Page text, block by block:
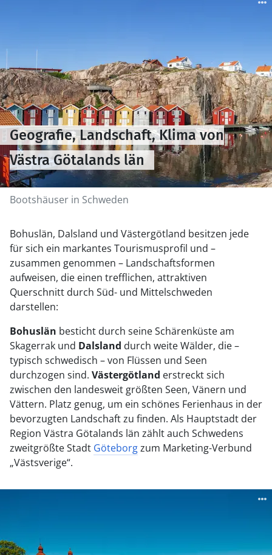
Bootshäuser in Schweden
Geografie, Landschaft, Klima von
Västra Götalands län
Bohuslän, Dalsland und Västergötland besitzen jede
für sich ein markantes Tourismusprofil und –
zusammen genommen – Landschaftsformen
aufweisen, die einen trefflichen, attraktiven
Querschnitt durch Süd- und Mittelschweden
darstellen:
Bohuslän besticht durch seine Schärenküste am
Skagerrak und Dalsland durch weite Wälder, die –
typisch schwedisch – von Flüssen und Seen
durchzogen sind. Västergötland erstreckt sich
zwischen den landesweit größten Seen, Vänern und
Vättern. Platz genug, um ein schönes Ferienhaus in der
bevorzugten Landschaft zu finden. Als Hauptstadt der
Region Västra Götalands län zählt auch Schwedens
zweitgrößte Stadt Göteborgzum Marketing-Verbund
„Västsverige“.